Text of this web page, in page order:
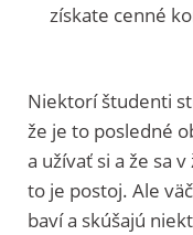
získate cenné
Niektorí študenti
že je to posledné
a užívať si a že sa
to je postoj. Ale
baví a skúšajú